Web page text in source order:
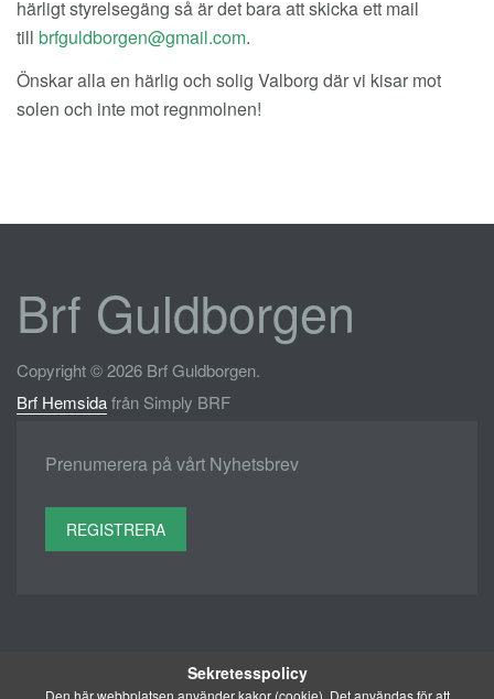
härligt styrelsegäng så är det bara att skicka ett mail
till
.
Önskar alla en härlig och solig Valborg där vi kisar mot
solen och inte mot regnmolnen!
Brf Guldborgen
Copyright © 2026 Brf Guldborgen.
Brf Hemsidafrån Simply BRF
Prenumerera på vårt Nyhetsbrev
REGISTRERA
Sekretesspolicy
Den här webbplatsen använder kakor (cookie). Det användas för att